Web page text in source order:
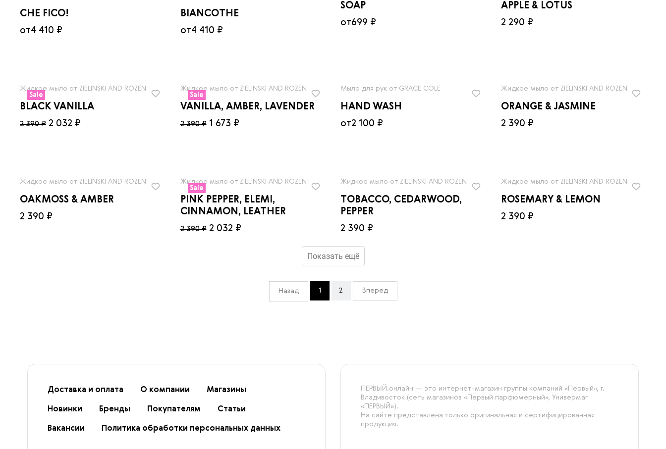
CHE FICO!
от4 410 ₽
BIANCOTHE
от4 410 ₽
SOAP
от699 ₽
APPLE & LOTUS
2 290 ₽
Sale
Жидкое мыло от ZIELINSKI AND ROZEN
BLACK VANILLA
2 032 ₽
2 390 ₽
Sale
Жидкое мыло от ZIELINSKI AND ROZEN
VANILLA, AMBER, LAVENDER
1 673 ₽
2 390 ₽
Мыло для рук от GRACE COLE
HAND WASH
от2 100 ₽
Жидкое мыло от ZIELINSKI AND ROZEN
ORANGE & JASMINE
2 390 ₽
Жидкое мыло от ZIELINSKI AND ROZEN
OAKMOSS & AMBER
2 390 ₽
Sale
Жидкое мыло от ZIELINSKI AND ROZEN
PINK PEPPER, ELEMI,
CINNAMON, LEATHER
2 032 ₽
2 390 ₽
Жидкое мыло от ZIELINSKI AND ROZEN
TOBACCO, CEDARWOOD,
PEPPER
2 390 ₽
Жидкое мыло от ZIELINSKI AND ROZEN
ROSEMARY & LEMON
2 390 ₽
Показать ещё
Назад 1 2 Вперед
Доставка и оплата О компании Магазины
Новинки Бренды Покупателям Статьи
Вакансии Политика обработки персональных данных
ПЕРВЫЙ.онлайн — это интернет-магазин группы компаний «‎Первый», г.
Владивосток (сеть магазинов «Первый парфюмерный», Универмаг
«ПЕРВЫЙ»).
На сайте представлена только оригинальная и сертифицированная
продукция.